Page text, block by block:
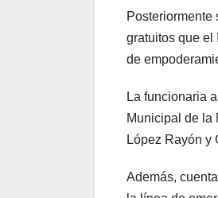
Posteriormente
gratuitos que el
de
La funcionaria
Municipal de la
López Rayón y
Además,